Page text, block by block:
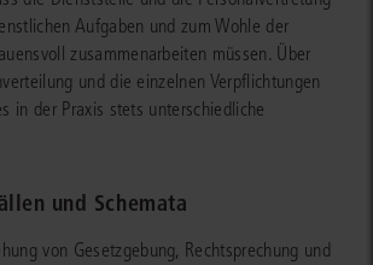
Aufgaben und zum Wohle der
zusammenarbeiten müssen. Über
und die einzelnen Verpflichtungen
in der Praxis stets unterschiedliche
und Schemata
von Gesetzgebung, Rechtsprechung und